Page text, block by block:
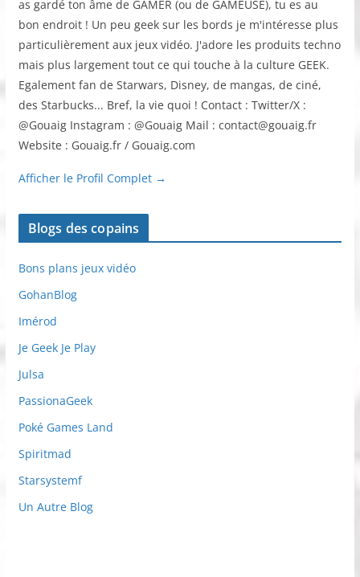
as gardé ton âme de GAMER (ou de GAMEUSE), tu es au
bon endroit ! Un peu geek sur les bords je m'intéresse plus
particulièrement aux jeux vidéo. J'adore les produits techno
mais plus largement tout ce qui touche à la culture GEEK.
Egalement fan de Starwars, Disney, de mangas, de ciné,
des Starbucks... Bref, la vie quoi ! Contact : Twitter/X :
@Gouaig Instagram : @Gouaig Mail : contact@gouaig.fr
Website : Gouaig.fr / Gouaig.com
Afficher le Profil Complet →
Blogs des copains
Bons plans jeux vidéo
GohanBlog
Imérod
Je Geek Je Play
Julsa
PassionaGeek
Poké Games Land
Spiritmad
Starsystemf
Un Autre Blog